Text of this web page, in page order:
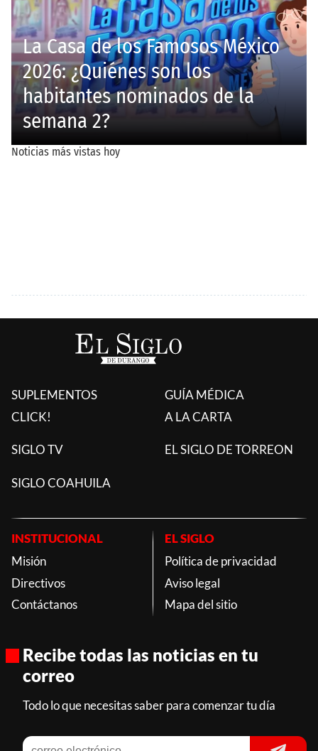
SUPLEMENTOS
CLICK!
GUÍA MÉDICA
A LA CARTA
SIGLO TV EL SIGLO DE TORREON
SIGLO COAHUILA
INSTITUCIONAL
Misión
Directivos
Contáctanos
EL SIGLO
Política de privacidad
Aviso legal
Mapa del sitio
Recibe todas las noticias en tu
correo
Todo lo que necesitas saber para comenzar tu día